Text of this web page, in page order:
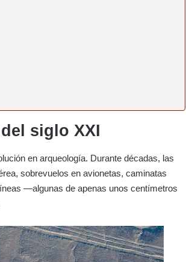
siglo XXI
en arqueología. Durante décadas, las
sobrevuelos en avionetas, caminatas
—algunas de apenas unos centímetros